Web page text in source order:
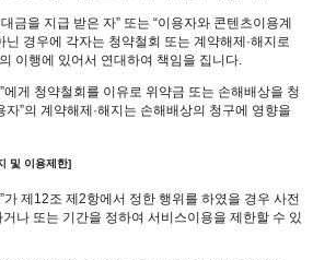
금을 지급 받은 자” 또는 “이용자와 콘텐츠이용계
닌 경우에 각자는 청약철회 또는 계약해제·해지로
이행에 있어서 연대하여 책임을 집니다.
에게 청약철회를 이유로 위약금 또는 손해배상을 청
자”의 계약해제·해지는 손해배상의 청구에 영향을
및 이용제한]
가 제12조 제2항에서 정한 행위를 하였을 경우 사전
나 또는 기간을 정하여 서비스이용을 제한할 수 있